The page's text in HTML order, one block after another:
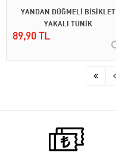
YANDAN DÜĞMELİ BİSİKLET
YAKALI TUNİK
89,90 TL